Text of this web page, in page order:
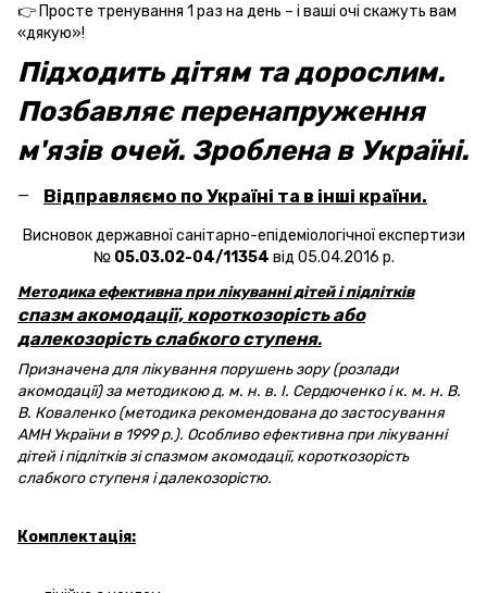
👉 Просте тренування 1 раз на день – і ваші очі скажуть вам
«дякую»!
Підходить дітям та дорослим.
Позбавляє перенапруження
м'язів очей. Зроблена в Україні.
Відправляємо по Україні та в інші країни.
Висновок державної санітарно-епідеміологічної експертизи
№ 05.03.02-04/11354 від 05.04.2016 р.
Методика ефективна при лікуванні дітей і підлітків
спазм акомодації, короткозорість або
далекозорість слабкого ступеня.
Призначена для лікування порушень зору (розлади
акомодації) за методикою д. м. н. в. І. Сердюченко і к. м. н. В.
В. Коваленко (методика рекомендована до застосування
АМН України в 1999 р.). Особливо ефективна при лікуванні
дітей і підлітків зі спазмом акомодації, короткозорість
слабкого ступеня і далекозорістю.
Комплектація: